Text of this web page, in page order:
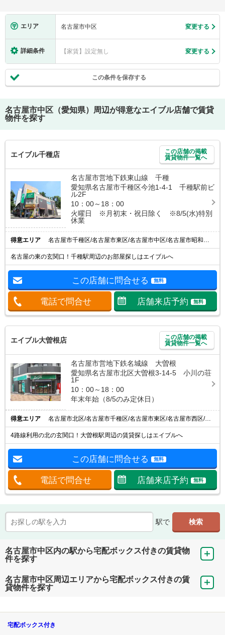
エリア 名古屋市中区 変更する
詳細条件 【家賃】設定無し 変更する
この条件を保存する
名古屋市中区（愛知県）
周辺が得意なエイブル店舗で賃貸
物件を探す
エイブル千種店
この店舗の掲載
賃貸物件一覧へ
名古屋市営地下鉄東山線 千種
愛知県名古屋市千種区今池1-4-1 千種駅前ビ
ル2F
10：00～18：00
火曜日 ※月初末・祝日除く ※8/5(水)特別
休業
得意エリア 名古屋市千種区/名古屋市東区/名古屋市中区/名古屋市昭和区/千種駅
名古屋の東の玄関口！千種駅周辺のお部屋探しはエイブルへ
この店舗に問合せる 無料
電話で問合せ 店舗来店予約 無料
エイブル大曽根店
この店舗の掲載
賃貸物件一覧へ
名古屋市営地下鉄名城線 大曽根
愛知県名古屋市北区大曽根3-14-5 小川の荘
1F
10：00～18：00
年末年始（8/5のみ定休日）
得意エリア 名古屋市北区/名古屋市千種区/名古屋市東区/名古屋市西区/名古屋市守山区
4路線利用の北の玄関口！大曽根駅周辺の賃貸探しはエイブルへ
この店舗に問合せる 無料
電話で問合せ 店舗来店予約 無料
駅で
名古屋市中区内の駅から宅配ボックス付きの賃貸物
件を探す
名古屋市中区周辺エリアから宅配ボックス付きの賃
貸物件を探す
宅配ボックス付き